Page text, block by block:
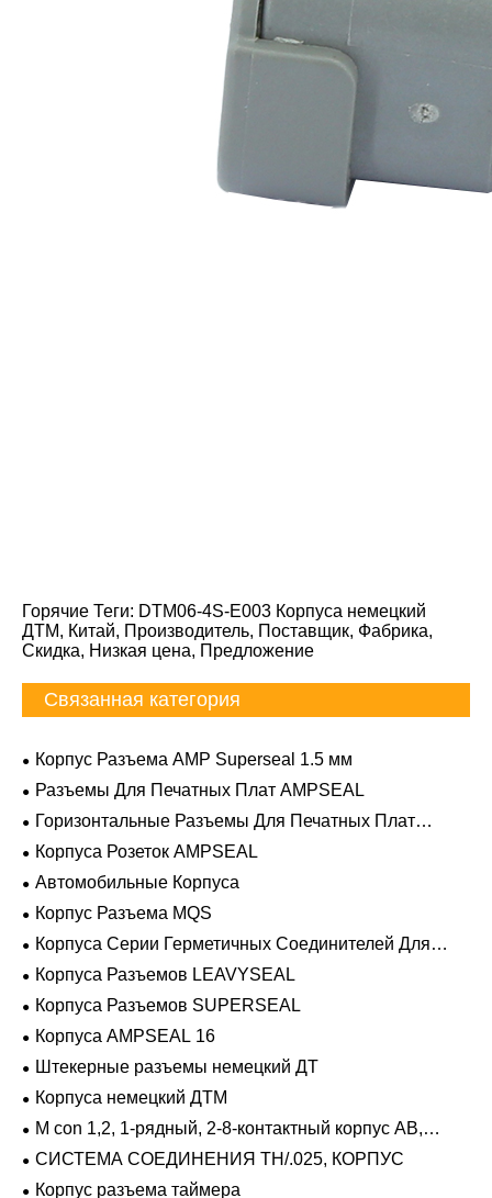
Горячие Теги: DTM06-4S-E003 Корпуса немецкий
ДТМ, Китай, Производитель, Поставщик, Фабрика,
Скидка, Низкая цена, Предложение
Связанная категория
Корпус Разъема AMP Superseal 1.5 мм
Разъемы Для Печатных Плат AMPSEAL
Горизонтальные Разъемы Для Печатных Плат
AMPSEAL
Корпуса Розеток AMPSEAL
Автомобильные Корпуса
Корпус Разъема MQS
Корпуса Серии Герметичных Соединителей Для
Тяжелых Условий Эксплуатации
Корпуса Разъемов LEAVYSEAL
Корпуса Разъемов SUPERSEAL
Корпуса AMPSEAL 16
Штекерные разъемы немецкий ДТ
Корпуса немецкий ДТМ
M con 1,2, 1-рядный, 2-8-контактный корпус AB,
герметичный
СИСТЕМА СОЕДИНЕНИЯ TH/.025, КОРПУС
Корпус разъема таймера